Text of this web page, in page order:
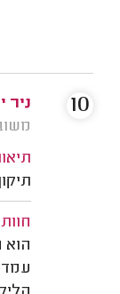
ניר
משוב: 21/
הוא
עמד
10